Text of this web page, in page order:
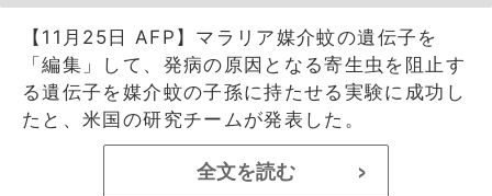
【11月25日 AFP】マラリア媒介蚊の遺伝子を
「編集」して、発病の原因となる寄生虫を阻止す
る遺伝子を媒介蚊の子孫に持たせる実験に成功し
たと、米国の研究チームが発表した。
全文を読む >